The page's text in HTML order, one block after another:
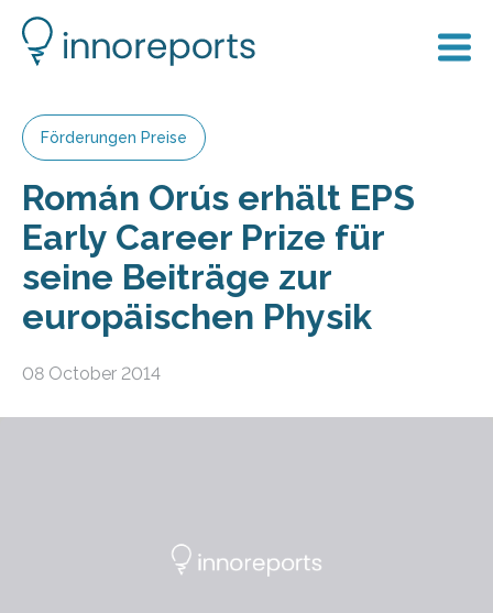
Förderungen Preise
Román Orús erhält EPS
Early Career Prize für
seine Beiträge zur
europäischen Physik
08 October 2014